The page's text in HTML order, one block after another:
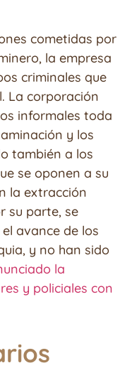
cometidas por
la empresa
criminales que
La corporación
informales toda
y los
también a los
se oponen a su
la extracción
su parte, se
avance de los
y no han sido
la
y policiales con